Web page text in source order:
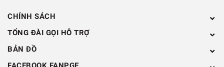
CHÍNH SÁCH
TỔNG ĐÀI GỌI HỖ TRỢ
BẢN ĐỒ